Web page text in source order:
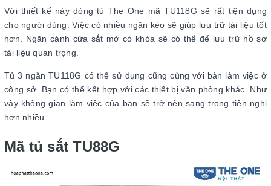
Với thiết kế này dòng tủ The One mã TU118G sẽ rất tiện dụng
cho người dùng. Việc có nhiều ngăn kéo sẽ giúp lưu trữ tài liệu tốt
hơn. Ngăn cánh cửa sắt mở có khóa sẽ có thể để lưu trữ hồ sơ
tài liệu quan trọng.
Tủ 3 ngăn TU118G có thể sử dụng cũng cùng với bàn làm việc ở
công sở. Bạn có thể kết hợp với các thiết bị văn phòng khác. Như
vậy không gian làm việc của bạn sẽ trở nên sang trọng tiện nghi
hơn nhiều.
Mã tủ sắt TU88G